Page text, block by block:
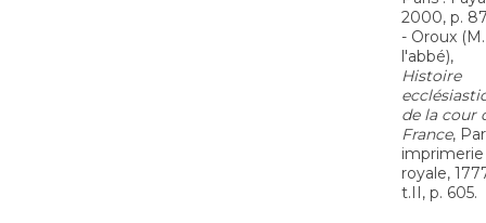
2000, p.
- Oroux (M.
l'abbé),
Histoire
de la cour
France,
imprimerie
royale,
t.II, p. 605.